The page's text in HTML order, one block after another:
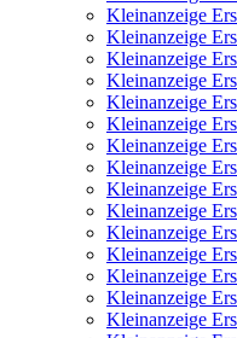
Kleinanzeige
Kleinanzeige
Kleinanzeige
Kleinanzeige
Kleinanzeige
Kleinanzeige
Kleinanzeige
Kleinanzeige
Kleinanzeige
Kleinanzeige
Kleinanzeige
Kleinanzeige
Kleinanzeige
Kleinanzeige
Kleinanzeige